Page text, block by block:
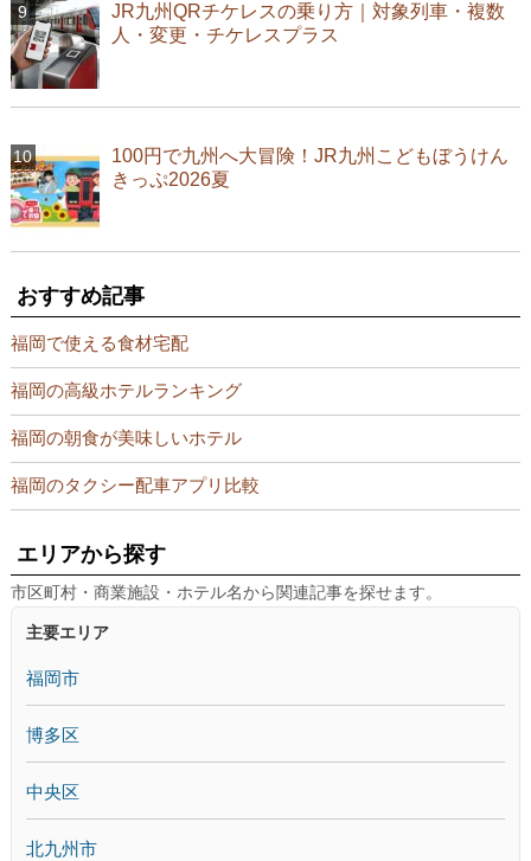
JR九州QRチケレスの乗り方｜対象列車・複数
人・変更・チケレスプラス
100円で九州へ大冒険！JR九州こどもぼうけん
きっぷ2026夏
おすすめ記事
福岡で使える食材宅配
福岡の高級ホテルランキング
福岡の朝食が美味しいホテル
福岡のタクシー配車アプリ比較
エリアから探す
市区町村・商業施設・ホテル名から関連記事を探せます。
主要エリア
福岡市
博多区
中央区
北九州市